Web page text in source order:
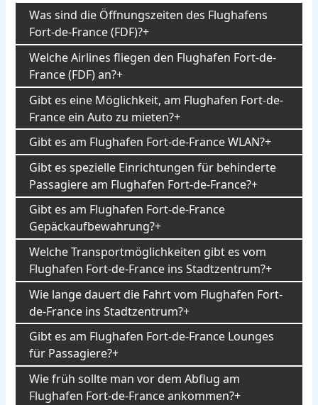
Was sind die Öffnungszeiten des Flughafens
Fort-de-France (FDF)?
Welche Airlines fliegen den Flughafen Fort-de-
France (FDF) an?
Gibt es eine Möglichkeit, am Flughafen Fort-de-
France ein Auto zu mieten?
Gibt es am Flughafen Fort-de-France WLAN?
Gibt es spezielle Einrichtungen für behinderte
Passagiere am Flughafen Fort-de-France?
Gibt es am Flughafen Fort-de-France
Gepäckaufbewahrung?
Welche Transportmöglichkeiten gibt es vom
Flughafen Fort-de-France ins Stadtzentrum?
Wie lange dauert die Fahrt vom Flughafen Fort-
de-France ins Stadtzentrum?
Gibt es am Flughafen Fort-de-France Lounges
für Passagiere?
Wie früh sollte man vor dem Abflug am
Flughafen Fort-de-France ankommen?